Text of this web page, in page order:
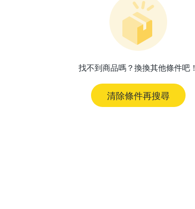
找不到商品嗎？換換其他條件吧！
清除條件再搜尋